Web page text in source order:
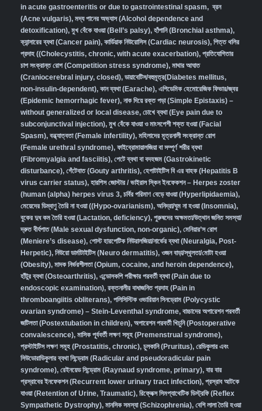
in acute gastroenteritis or due to gastrointestinal spasm, ব্রন
(Acne vulgaris), মদ্য পানের অভ্যাস (Alcohol dependence and
detoxification), মুখ বেঁকে যাওয়া (Bell’s palsy), হাঁপানি (Bronchial asthma),
ক্যান্সারের ব্যথা (Cancer pain), কার্ডিয়াক নিউরোসিস (Cardiac neurosis), পিত্ত থলির
প্রদাহ ((Cholecystitis, chronic, with acute exacerbation), প্রতিযোগিতার
চাপ সংক্রান্ত রোগ (Competition stress syndrome), মাথার আঘাত
(Craniocerebral injury, closed), ডায়াবেটিস/বহুমূত্র(Diabetes mellitus,
non-insulin-dependent), কান ব্যথা (Earache), এপিডেমিক হেমোরেজিক ফিভার/জ্বর
(Epidemic hemorrhagic fever), নাক দিয়ে রক্ত পড়া (Simple Epistaxis) –
without generalized or local disease, চোখে ব্যথা (Eye pain due to
subconjunctival injection), মুখ বেঁকে যাওয়া ও মাংসপেশী শক্ত হওয়া (Facial
Spasm), বন্ধ্যাত্বতা (Female infertility), মহিলাদের মূত্রনালী সংক্রান্ত রোগ
(Female urethral syndrome), ফাইব্রোমায়ালজিয়া বা সম্পূর্ণ শরীর ব্যথা
(Fibromyalgia and fasciitis), পেটে ব্যথা বা বদহজম (Gastrokinetic
disturbance), গেঁটেবাত (Gouty arthritis), হেপাটাইটিস বি এর বাহক (Hepatitis B
virus carrier status), হারপিস জোস্টার / ভাইরাল স্কিন ইনফেকশন – Herpes zoster
(human (alpha) herpes virus 3, চর্বির পরিমাণ বেড়ে যাওয়া (Hyperlipidaemia),
মেয়েদের ডিম্বাণু তৈরি না হওয়া ((Hypo-ovarianism), অনিদ্রা/ঘুম না হওয়া (Insomnia),
বুকের দুধ কম তৈরি হওয়া (Lactation, deficiency), পুরুষদের অক্ষমতা/উত্থান জনিত সমস্যা/
দ্রুত বীর্যপাত (Male sexual dysfunction, non-organic), মেনিয়ার’স রোগ
(Meniere’s disease), পোস্ট হারপেটিক নিউরালজিয়া/নার্ভের ব্যথা (Neuralgia, Post-
Herpetic), নিউরো ডার্মাটাইটিস (Neuro dermatitis), ওজন বাড়া/স্থূলতা/মোটা হওয়া
(Obesity), মাদক নির্ভরশীলতা (Opium, cocaine, and heroin dependence),
হাঁটুর ব্যথা (Osteoarthritis), এন্ডোসকপি পরীক্ষার পরবর্তী ব্যথা (Pain due to
endoscopic examination), রক্তনালীর বাধাজনিত প্রদাহ (Pain in
thromboangiitis obliterans), পলিসিস্টিক ওভারিয়ান সিনড্রোম (Polycystic
ovarian syndrome) – Stein-Leventhal syndrome, বাচ্চাদের অপারেশন পরবর্তী
জটিলতা (Postextubation in children), অপারেশন পরবর্তী খিচুনি (Postoperative
convalescence), মাসিক পূর্ববর্তী লক্ষণ সমূহ (Premenstrual syndrome),
প্রস্টাইটিস লক্ষণ সমূহ (Prostatitis, chronic), চুলকানি (Pruritus), রেডিকুলার এবং
সিউডোরাডিকুলার ব্যথা সিন্ড্রোম (Radicular and pseudoradicular pain
syndrome), রেইনয়েড সিন্ড্রোম (Raynaud syndrome, primary), বার বার
প্রস্রাবের ইনফেকশন (Recurrent lower urinary tract infection), প্রস্রাব আটকে
যাওয়া (Retention of Urine, Traumatic), রিফ্লেক্স সিমপ্যাথেটিক ডিস্ট্রফি (Reflex
Sympathetic Dystrophy), মানসিক সমস্যা (Schizophrenia), বেশি লালা তৈরি হওয়া